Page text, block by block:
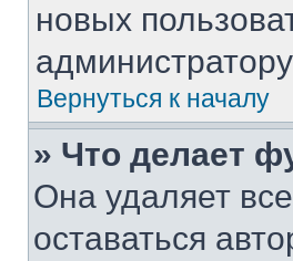
новых
Вернуться к началу
» Что делает
Она удаляет
оставаться